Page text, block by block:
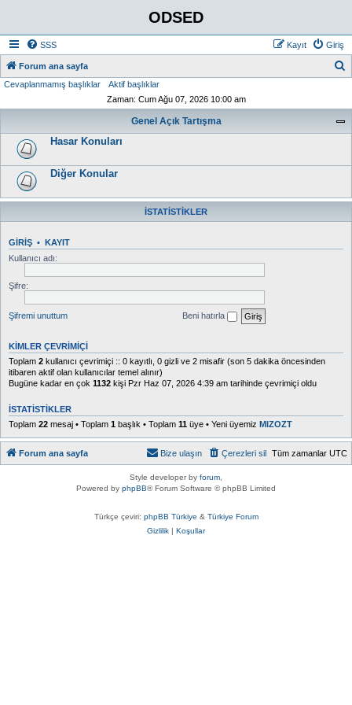
ODSED
SSS Giriş
Kayıt
Forum ana sayfa
Cevaplanmamış başlıklar
Aktif başlıklar
Zaman: Cum Ağu 07, 2026 10:00 am
Genel Açık Tartışma
Hasar Konuları
Diğer Konular
İSTATISTIKLER
GIRIŞ • KAYIT
Kullanıcı adı:
Şifre:
Şifremi unuttum Beni hatırla
KIMLER ÇEVRIMIÇI
Toplam 2 kullanıcı çevrimiçi :: 0 kayıtlı, 0 gizli ve 2 misafir (son 5 dakika öncesinden
itibaren aktif olan kullanıcılar temel alınır)
Bugüne kadar en çok 1132 kişi Pzr Haz 07, 2026 4:39 am tarihinde çevrimiçi oldu
İSTATISTIKLER
Toplam 22 mesaj • Toplam 1 başlık • Toplam 11 üye • Yeni üyemiz MIZOZT
Forum ana sayfa Tüm zamanlar UTC
Çerezleri sil
Bize ulaşın
Style developer by forum
Powered by phpBB® Forum Software © phpBB Limited
Türkçe çeviri: phpBB Türkiye & Türkiye Forum
Gizlilik | Koşullar